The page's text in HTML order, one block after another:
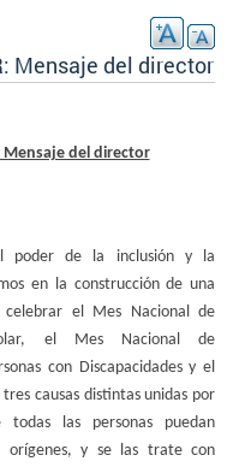
Mensaje del director
Mensaje del director
poder de la inclusión y la
en la construcción de una
el Mes Nacional de
el Mes Nacional de
con Discapacidades y el
causas distintas unidas por
las personas puedan
orígenes, y se las trate con